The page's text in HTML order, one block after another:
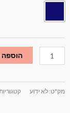
בהיר
הוספה
מק"ט:לא ידוע קטגוריות: